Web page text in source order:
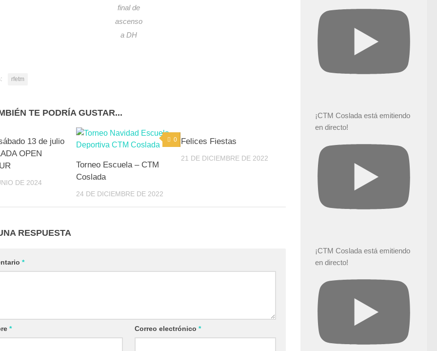
final de
ascenso
a DH
rfetm
TE PODRÍA GUSTAR...
13 de julio
OPEN
DE 2024
0
Torneo Escuela – CTM
Coslada
24 DE DICIEMBRE DE 2022
Felices Fiestas
21 DE DICIEMBRE DE 2022
RESPUESTA
*
* Correo electrónico*
¡CTM Coslada está emitiendo
en directo!
¡CTM Coslada está emitiendo
en directo!